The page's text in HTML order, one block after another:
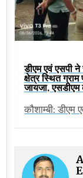
डीएम एवं एसपी
क्षेत्र स्थित
जायजा, एसडीएम
कौशाम्बी: डीएम